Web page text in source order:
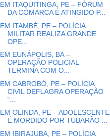
EM ITAQUITINGA, PE – FÓRUM
DA COMARCA É ATINGIDO P...
EM ITAMBÉ, PE – POLÍCIA
MILITAR REALIZA GRANDE
OPE...
EM EUNÁPOLIS, BA –
OPERAÇÃO POLICIAL
TERMINA COM O...
EM CABROBÓ, PE – POLÍCIA
CIVIL DEFLAGRA OPERAÇÃO
“...
EM OLINDA, PE – ADOLESCENTE
É MORDIDO POR TUBARÃO ...
EM IBIRAJUBA, PE – POLÍCIA